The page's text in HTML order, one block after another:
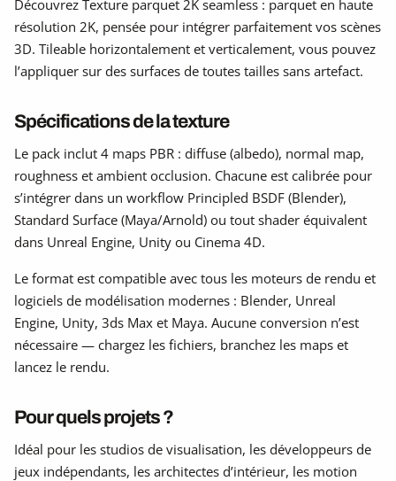
Découvrez Texture parquet 2K seamless : parquet en haute
résolution 2K, pensée pour intégrer parfaitement vos scènes
3D. Tileable horizontalement et verticalement, vous pouvez
l’appliquer sur des surfaces de toutes tailles sans artefact.
Spécifications de la texture
Le pack inclut 4 maps PBR : diffuse (albedo), normal map,
roughness et ambient occlusion. Chacune est calibrée pour
s’intégrer dans un workflow Principled BSDF (Blender),
Standard Surface (Maya/Arnold) ou tout shader équivalent
dans Unreal Engine, Unity ou Cinema 4D.
Le format est compatible avec tous les moteurs de rendu et
logiciels de modélisation modernes : Blender, Unreal
Engine, Unity, 3ds Max et Maya. Aucune conversion n’est
nécessaire — chargez les fichiers, branchez les maps et
lancez le rendu.
Pour quels projets ?
Idéal pour les studios de visualisation, les développeurs de
jeux indépendants, les architectes d’intérieur, les motion